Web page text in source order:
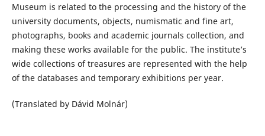
Museum is related to the processing and the history of the
university documents, objects, numismatic and fine art,
photographs, books and academic journals collection, and
making these works available for the public. The institute’s
wide collections of treasures are represented with the help
of the databases and temporary exhibitions per year.
(Translated by Dávid Molnár)